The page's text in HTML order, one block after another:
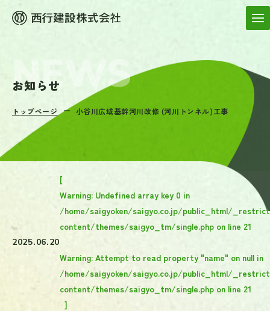
お知らせ
トップページ 小谷川広域基幹河川改修 (河川トンネル)工事
2025.06.20
[
Warning: Undefined array key 0 in
/home/saigyoken/saigyo.co.jp/public_html/
content/themes/saigyo_tm/single.php on line 21
Warning: Attempt to read property "name" on null in
/home/saigyoken/saigyo.co.jp/public_html/
content/themes/saigyo_tm/single.php on line 21
]